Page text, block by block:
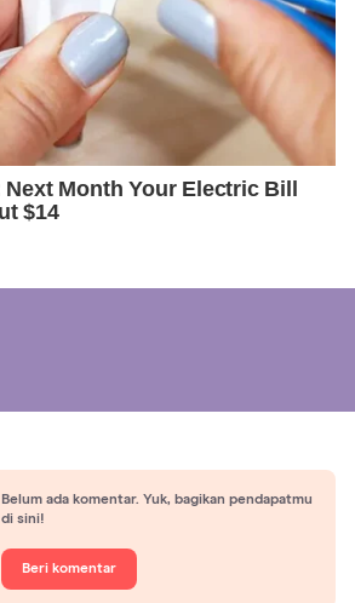
Belum ada komentar. Yuk, bagikan pendapatmu
di sini!
Beri komentar